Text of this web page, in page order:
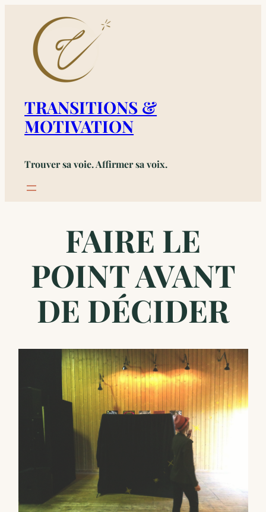
contenu
TRANSITIONS &
MOTIVATION
Trouver sa voie. Affirmer sa voix.
FAIRE LE
POINT AVANT
DE DÉCIDER